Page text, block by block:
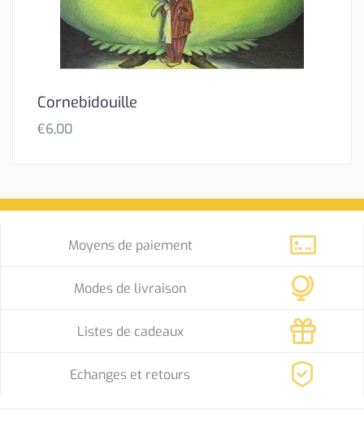
Cornebidouille
€6,00
Moyens de paiement
Modes de livraison
Listes de cadeaux
Echanges et retours